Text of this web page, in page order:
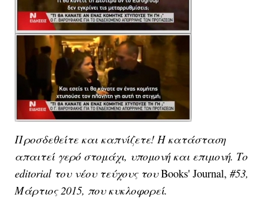
Προσδεθείτε και καπνίζετε! Η κατάσταση
απαιτεί γερό στομάχι, υπομονή και επιμονή. Το
editorial του νέου τεύχους τουBooks' Journal, #53,
Μάρτιος 2015, που κυκλοφορεί.